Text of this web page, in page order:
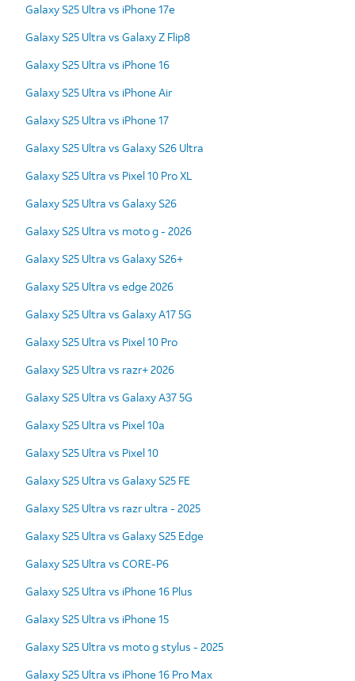
Galaxy S25 Ultra vs iPhone 17e
Galaxy S25 Ultra vs Galaxy Z Flip8
Galaxy S25 Ultra vs iPhone 16
Galaxy S25 Ultra vs iPhone Air
Galaxy S25 Ultra vs iPhone 17
Galaxy S25 Ultra vs Galaxy S26 Ultra
Galaxy S25 Ultra vs Pixel 10 Pro XL
Galaxy S25 Ultra vs Galaxy S26
Galaxy S25 Ultra vs moto g - 2026
Galaxy S25 Ultra vs Galaxy S26+
Galaxy S25 Ultra vs edge 2026
Galaxy S25 Ultra vs Galaxy A17 5G
Galaxy S25 Ultra vs Pixel 10 Pro
Galaxy S25 Ultra vs razr+ 2026
Galaxy S25 Ultra vs Galaxy A37 5G
Galaxy S25 Ultra vs Pixel 10a
Galaxy S25 Ultra vs Pixel 10
Galaxy S25 Ultra vs Galaxy S25 FE
Galaxy S25 Ultra vs razr ultra - 2025
Galaxy S25 Ultra vs Galaxy S25 Edge
Galaxy S25 Ultra vs CORE-P6
Galaxy S25 Ultra vs iPhone 16 Plus
Galaxy S25 Ultra vs iPhone 15
Galaxy S25 Ultra vs moto g stylus - 2025
Galaxy S25 Ultra vs iPhone 16 Pro Max